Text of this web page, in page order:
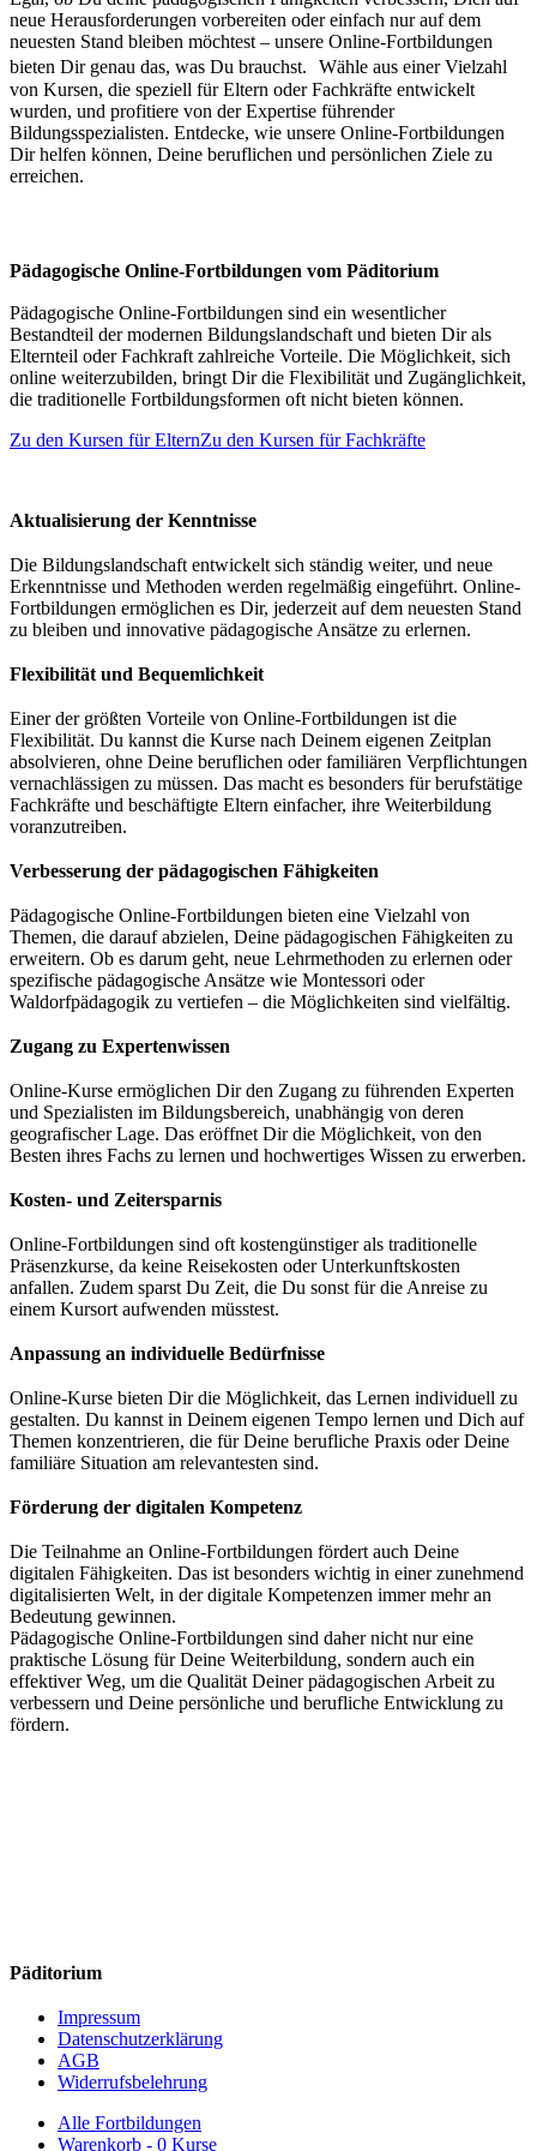
neue Herausforderungen vorbereiten oder einfach nur auf dem
neuesten Stand bleiben möchtest – unsere Online-Fortbildungen
bieten Dir genau das, was Du brauchst. Wähle aus einer Vielzahl
von Kursen, die speziell für Eltern oder Fachkräfte entwickelt
wurden, und profitiere von der Expertise führender
Bildungsspezialisten. Entdecke, wie unsere Online-Fortbildungen
Dir helfen können, Deine beruflichen und persönlichen Ziele zu
erreichen.
Pädagogische Online-Fortbildungen vom Päditorium
Pädagogische Online-Fortbildungen sind ein wesentlicher
Bestandteil der modernen Bildungslandschaft und bieten Dir als
Elternteil oder Fachkraft zahlreiche Vorteile. Die Möglichkeit, sich
online weiterzubilden, bringt Dir die Flexibilität und Zugänglichkeit,
die traditionelle Fortbildungsformen oft nicht bieten können.
Zu den Kursen für ElternZu den Kursen für Fachkräfte
Aktualisierung der Kenntnisse
Die Bildungslandschaft entwickelt sich ständig weiter, und neue
Erkenntnisse und Methoden werden regelmäßig eingeführt. Online-
Fortbildungen ermöglichen es Dir, jederzeit auf dem neuesten Stand
zu bleiben und innovative pädagogische Ansätze zu erlernen.
Flexibilität und Bequemlichkeit
Einer der größten Vorteile von Online-Fortbildungen ist die
Flexibilität. Du kannst die Kurse nach Deinem eigenen Zeitplan
absolvieren, ohne Deine beruflichen oder familiären Verpflichtungen
vernachlässigen zu müssen. Das macht es besonders für berufstätige
Fachkräfte und beschäftigte Eltern einfacher, ihre Weiterbildung
voranzutreiben.
Verbesserung der pädagogischen Fähigkeiten
Pädagogische Online-Fortbildungen bieten eine Vielzahl von
Themen, die darauf abzielen, Deine pädagogischen Fähigkeiten zu
erweitern. Ob es darum geht, neue Lehrmethoden zu erlernen oder
spezifische pädagogische Ansätze wie Montessori oder
Waldorfpädagogik zu vertiefen – die Möglichkeiten sind vielfältig.
Zugang zu Expertenwissen
Online-Kurse ermöglichen Dir den Zugang zu führenden Experten
und Spezialisten im Bildungsbereich, unabhängig von deren
geografischer Lage. Das eröffnet Dir die Möglichkeit, von den
Besten ihres Fachs zu lernen und hochwertiges Wissen zu erwerben.
Kosten- und Zeitersparnis
Online-Fortbildungen sind oft kostengünstiger als traditionelle
Präsenzkurse, da keine Reisekosten oder Unterkunftskosten
anfallen. Zudem sparst Du Zeit, die Du sonst für die Anreise zu
einem Kursort aufwenden müsstest.
Anpassung an individuelle Bedürfnisse
Online-Kurse bieten Dir die Möglichkeit, das Lernen individuell zu
gestalten. Du kannst in Deinem eigenen Tempo lernen und Dich auf
Themen konzentrieren, die für Deine berufliche Praxis oder Deine
familiäre Situation am relevantesten sind.
Förderung der digitalen Kompetenz
Die Teilnahme an Online-Fortbildungen fördert auch Deine
digitalen Fähigkeiten. Das ist besonders wichtig in einer zunehmend
digitalisierten Welt, in der digitale Kompetenzen immer mehr an
Bedeutung gewinnen.
Pädagogische Online-Fortbildungen sind daher nicht nur eine
praktische Lösung für Deine Weiterbildung, sondern auch ein
effektiver Weg, um die Qualität Deiner pädagogischen Arbeit zu
verbessern und Deine persönliche und berufliche Entwicklung zu
fördern.
Päditorium
Impressum
Datenschutzerklärung
AGB
Widerrufsbelehrung
Alle Fortbildungen
Warenkorb - 0 Kurse